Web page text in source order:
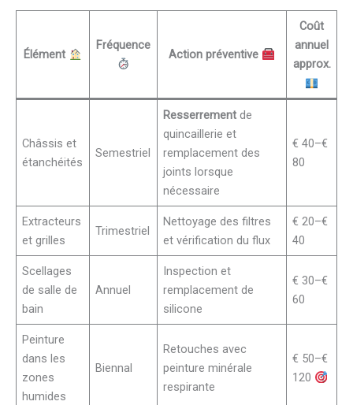
Élément
Fréquence
Action préventive
Coût
annuel
approx.
Châssis et
étanchéités
Semestriel
Resserrement de
quincaillerie et
remplacement des
joints lorsque
nécessaire
€ 40–€
80
Extracteurs
et grilles
Trimestriel
Nettoyage des filtres
et vérification du flux
€ 20–€
40
Scellages
de salle de
bain
Annuel
Inspection et
remplacement de
silicone
€ 30–€
60
Peinture
dans les
zones
humides
Biennal
Retouches avec
peinture minérale
respirante
€ 50–€
120